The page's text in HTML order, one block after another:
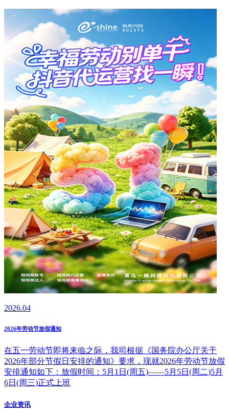
2026.04
2026年劳动节放假通知
在五一劳动节即将来临之际，我司根据《国务院办公厅关于
2026年部分节假日安排的通知》要求，现就2026年劳动节放假
安排通知如下：放假时间：5月1日(周五)——5月5日(周二)5月
6日(周三)正式上班
企业资讯